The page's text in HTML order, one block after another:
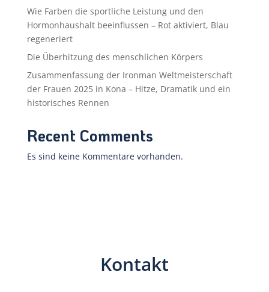
Wie Farben die sportliche Leistung und den
Hormonhaushalt beeinflussen – Rot aktiviert, Blau
regeneriert
Die Überhitzung des menschlichen Körpers
Zusammenfassung der Ironman Weltmeisterschaft
der Frauen 2025 in Kona – Hitze, Dramatik und ein
historisches Rennen
Recent Comments
Es sind keine Kommentare vorhanden.
Kontakt